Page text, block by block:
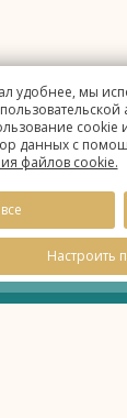
удобнее, мы
cookie
данных с
файлов cookie.
Настроить